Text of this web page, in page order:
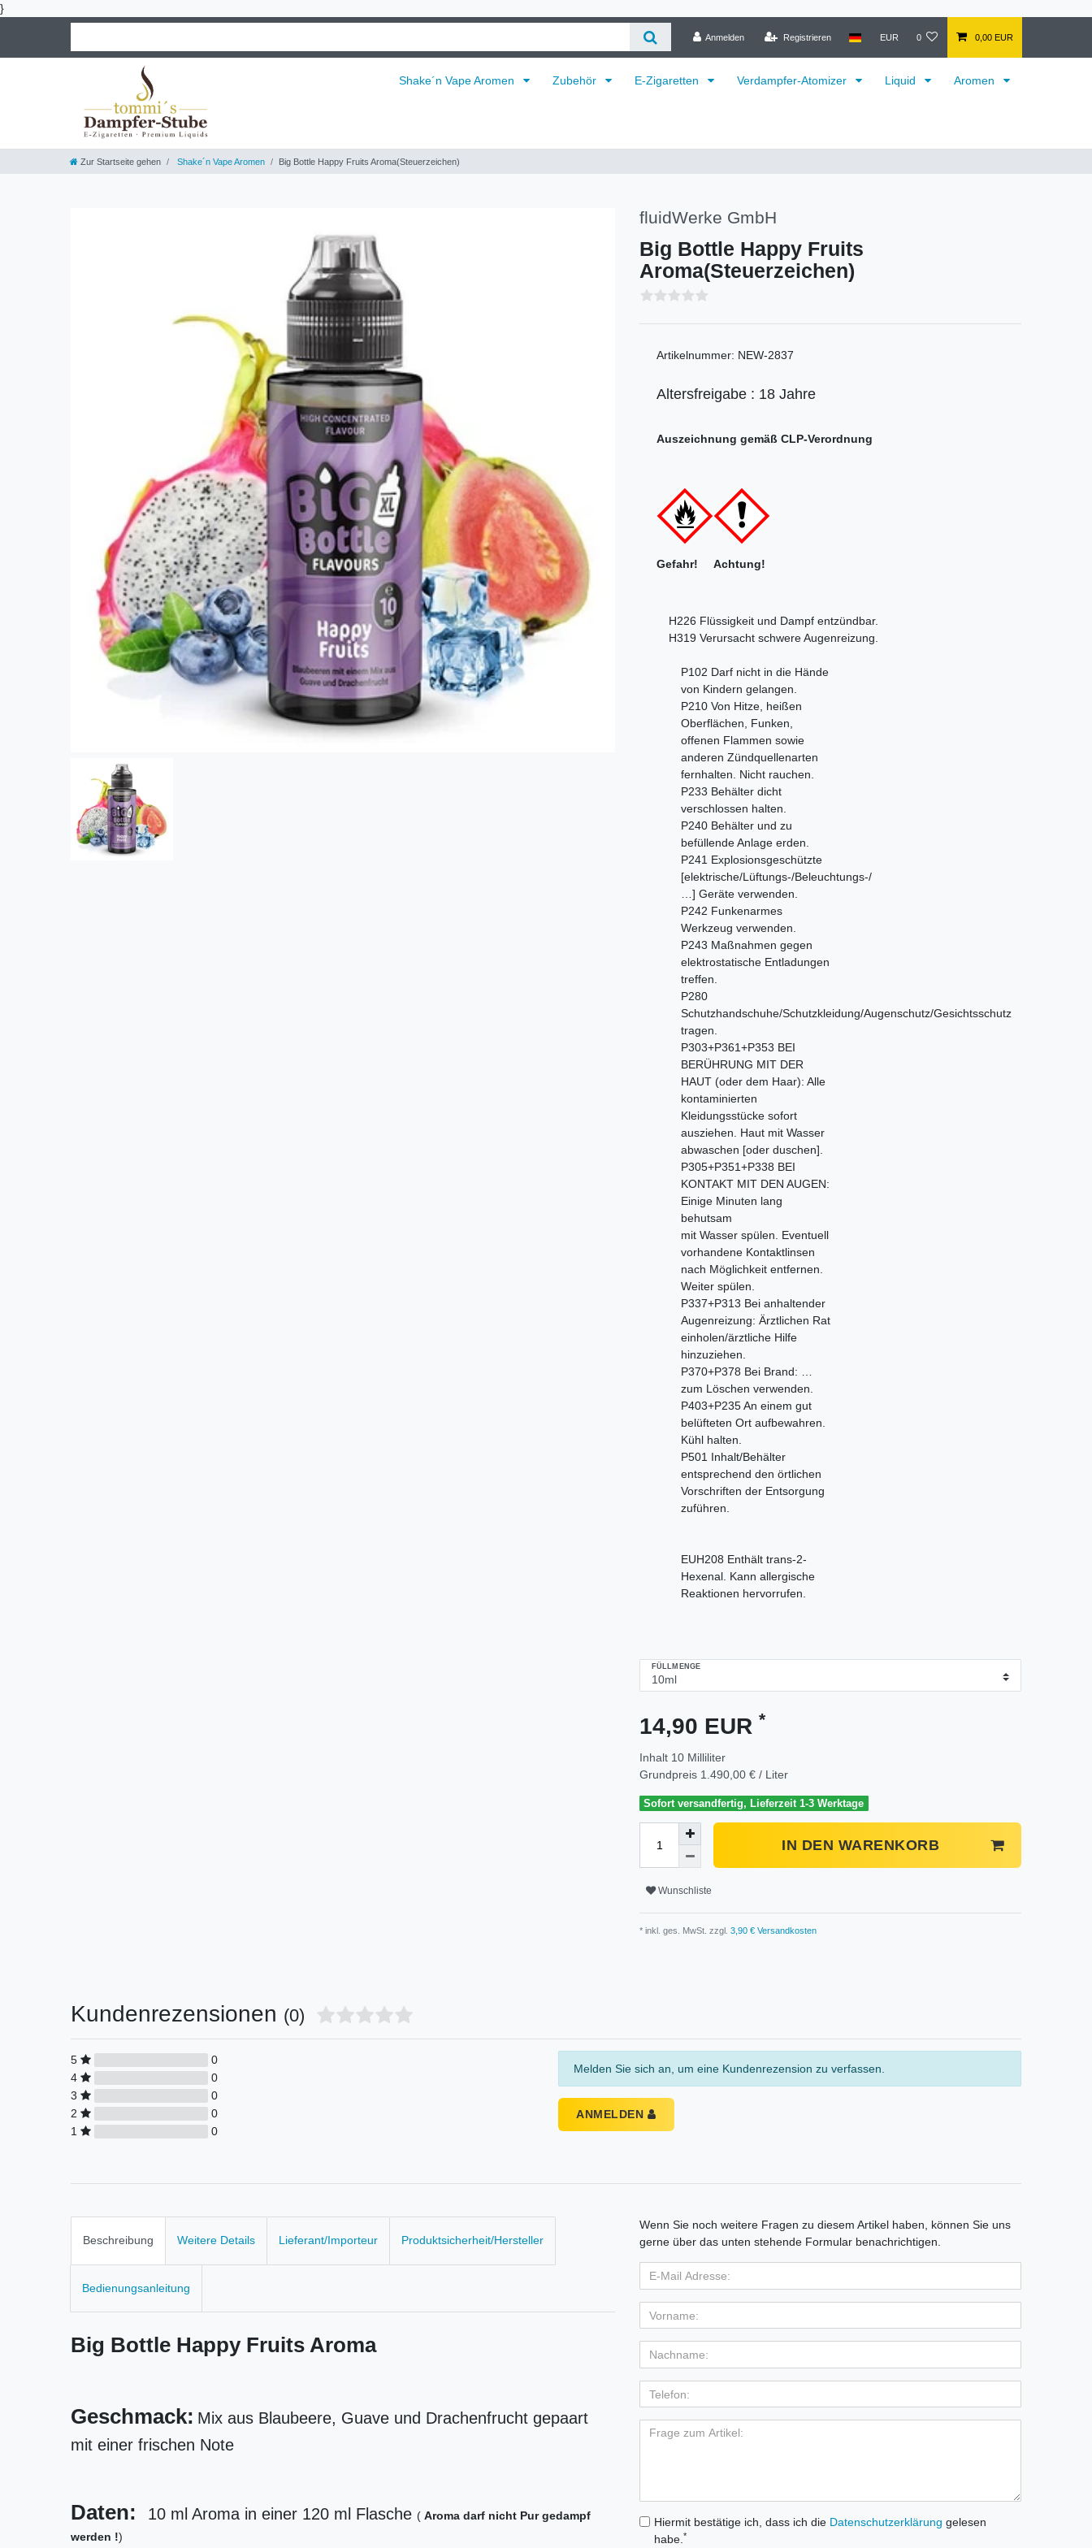
}
Anmelden Registrieren EUR 0 0,00 EUR
Shake´n Vape Aromen Zubehör E-Zigaretten Verdampfer-Atomizer Liquid Aromen
Zur Startseite gehen Shake´n Vape Aromen Big Bottle Happy Fruits Aroma(Steuerzeichen)
fluidWerke GmbH
Big Bottle Happy Fruits
Aroma(Steuerzeichen)
Artikelnummer: NEW-2837
Altersfreigabe : 18 Jahre
Auszeichnung gemäß CLP-Verordnung
Gefahr! Achtung!
H226 Flüssigkeit und Dampf entzündbar.
H319 Verursacht schwere Augenreizung.
P102 Darf nicht in die Hände
von Kindern gelangen.
P210 Von Hitze, heißen
Oberflächen, Funken,
offenen Flammen sowie
anderen Zündquellenarten
fernhalten. Nicht rauchen.
P233 Behälter dicht
verschlossen halten.
P240 Behälter und zu
befüllende Anlage erden.
P241 Explosionsgeschützte
[elektrische/Lüftungs-/Beleuchtungs-/
…] Geräte verwenden.
P242 Funkenarmes
Werkzeug verwenden.
P243 Maßnahmen gegen
elektrostatische Entladungen
treffen.
P280
Schutzhandschuhe/Schutzkleidung/Augenschutz/Gesichtsschutz
tragen.
P303+P361+P353 BEI
BERÜHRUNG MIT DER
HAUT (oder dem Haar): Alle
kontaminierten
Kleidungsstücke sofort
ausziehen. Haut mit Wasser
abwaschen [oder duschen].
P305+P351+P338 BEI
KONTAKT MIT DEN AUGEN:
Einige Minuten lang
behutsam
mit Wasser spülen. Eventuell
vorhandene Kontaktlinsen
nach Möglichkeit entfernen.
Weiter spülen.
P337+P313 Bei anhaltender
Augenreizung: Ärztlichen Rat
einholen/ärztliche Hilfe
hinzuziehen.
P370+P378 Bei Brand: …
zum Löschen verwenden.
P403+P235 An einem gut
belüfteten Ort aufbewahren.
Kühl halten.
P501 Inhalt/Behälter
entsprechend den örtlichen
Vorschriften der Entsorgung
zuführen.
EUH208 Enthält trans-2-
Hexenal. Kann allergische
Reaktionen hervorrufen.
FÜLLMENGE
14,90 EUR *
Inhalt 10 Milliliter
Grundpreis 1.490,00 € / Liter
Sofort versandfertig, Lieferzeit 1-3 Werktage
IN DEN WARENKORB
Wunschliste
* inkl. ges. MwSt. zzgl. 3,90 € Versandkosten
Kundenrezensionen (0)
5
0
4
0
3
0
2
0
1
0
Melden Sie sich an, um eine Kundenrezension zu verfassen.
ANMELDEN
Beschreibung Weitere Details Lieferant/Importeur Produktsicherheit/Hersteller
Bedienungsanleitung
Big Bottle Happy Fruits Aroma
Geschmack: Mix aus Blaubeere, Guave und Drachenfrucht gepaart
mit einer frischen Note
Daten: 10 ml Aroma in einer 120 ml Flasche ( Aroma darf nicht Pur gedampf
werden !)
Wenn Sie noch weitere Fragen zu diesem Artikel haben, können Sie uns
gerne über das unten stehende Formular benachrichtigen.
Hiermit bestätige ich, dass ich die Daten­schutz­erklärung gelesen
habe.*